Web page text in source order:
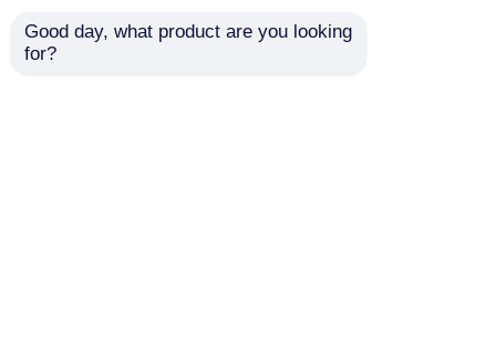
Good day, what product are you looking
for?